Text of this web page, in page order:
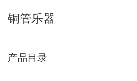
铜管乐器
产品目录